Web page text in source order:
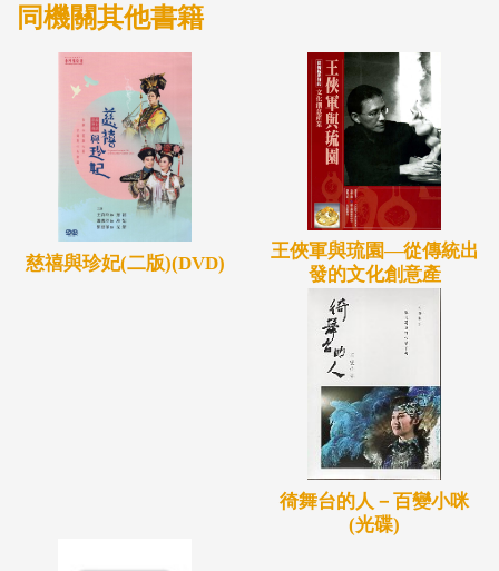
同機關其他書籍
慈禧與珍妃(二版)(DVD)
王俠軍與琉園—從傳統出
發的文化創意產
徛舞台的人－百變小咪
(光碟)